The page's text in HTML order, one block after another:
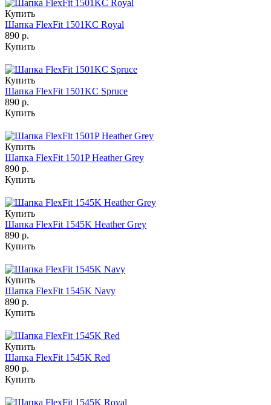
Купить
Шапка FlexFit 1501KC Royal
890 р.
Купить
Купить
Шапка FlexFit 1501KC Spruce
890 р.
Купить
Купить
Шапка FlexFit 1501P Heather Grey
890 р.
Купить
Купить
Шапка FlexFit 1545K Heather Grey
890 р.
Купить
Купить
Шапка FlexFit 1545K Navy
890 р.
Купить
Купить
Шапка FlexFit 1545K Red
890 р.
Купить